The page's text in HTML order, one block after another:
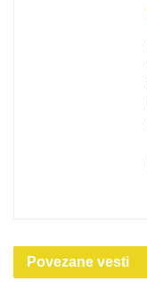
Povezane vesti